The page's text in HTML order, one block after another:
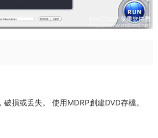
損或丢失。 使用MDRP創建DVD存檔。